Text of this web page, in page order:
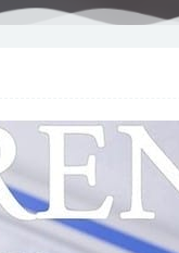
露泳装 [21P-250MB]
NO.8847 桃妖夭
NO.8704 利世[80+1P/